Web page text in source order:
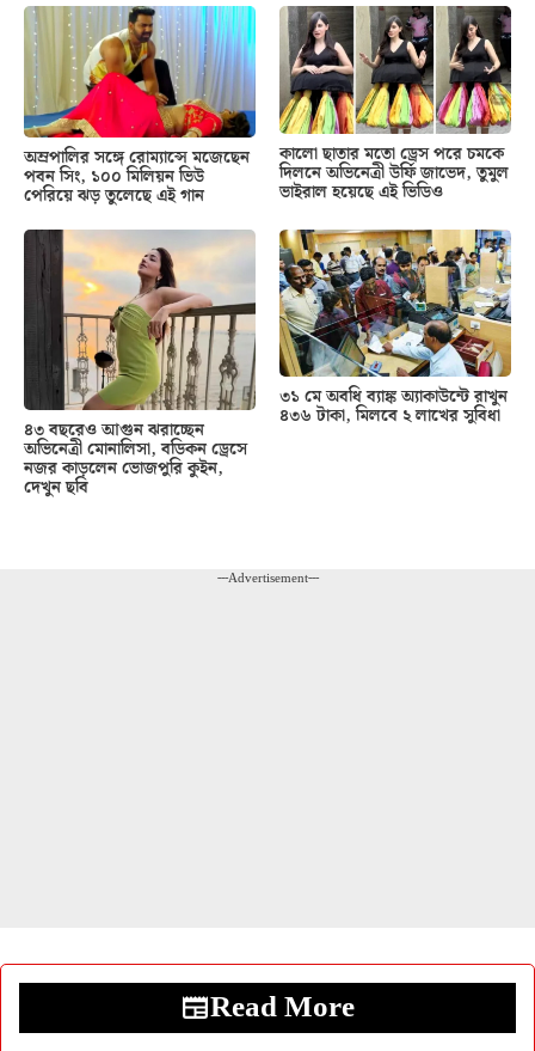
অম্রপালির সঙ্গে রোম্যান্সে মজেছেন
পবন সিং, ১০০ মিলিয়ন ভিউ
পেরিয়ে ঝড় তুলেছে এই গান
কালো ছাতার মতো ড্রেস পরে চমকে
দিলনে অভিনেত্রী উর্ফি জাভেদ, তুমুল
ভাইরাল হয়েছে এই ভিডিও
৪৩ বছরেও আগুন ঝরাচ্ছেন
অভিনেত্রী মোনালিসা, বডিকন ড্রেসে
নজর কাড়লেন ভোজপুরি কুইন,
দেখুন ছবি
৩১ মে অবধি ব্যাঙ্ক অ্যাকাউন্টে রাখুন
৪৩৬ টাকা, মিলবে ২ লাখের সুবিধা
---Advertisement---
Read More